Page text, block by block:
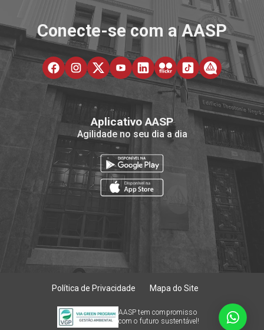
Conecte-se com a AASP
Aplicativo AASP
Agilidade no seu dia a dia
Política de Privacidade Mapa do Site
AASP tem compromisso
com o futuro sustentável!